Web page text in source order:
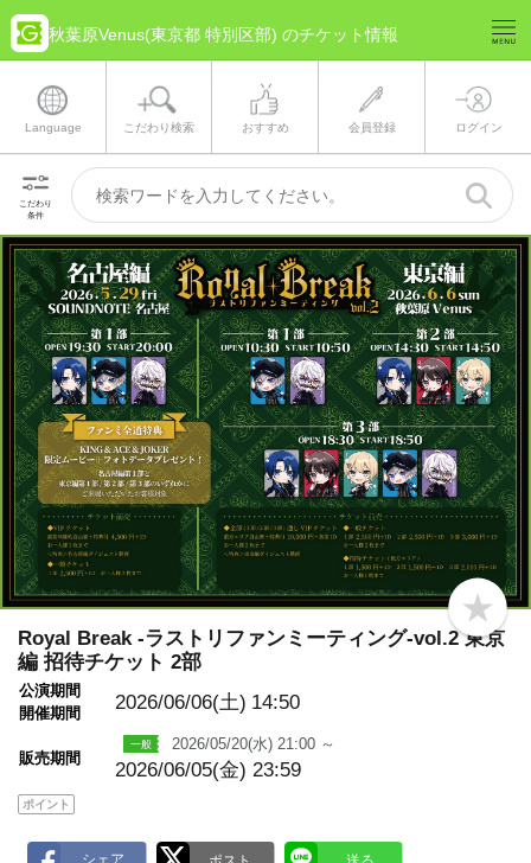
秋葉原Venus(東京都 特別区部) のチケット情報
Language こだわり検索 おすすめ 会員登録 ログイン
こだわり
条件
b
o
Royal Break -ラストリファンミーティング-vol.2 東京
編 招待チケット 2部
公演期間
開催期間
2026/06/06(土) 14:50
販売期間
2026/05/20(水) 21:00 ～
2026/06/05(金) 23:59
ポイント